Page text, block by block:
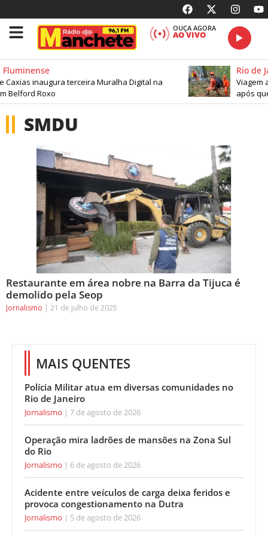
OUÇA AGORA
AO VIVO
Caxias inaugura terceira Muralha Digital na
Belford Roxo
Rio de
Viagem
após
SMDU
Restaurante em área nobre na Barra da Tijuca é
demolido pela Seop
Jornalismo 21 de julho de 2025
MAIS QUENTES
Polícia Militar atua em diversas comunidades no
Rio de Janeiro
Jornalismo 7 de agosto de 2026
Operação mira ladrões de mansões na Zona Sul
do Rio
Jornalismo 6 de agosto de 2026
Acidente entre veículos de carga deixa feridos e
provoca congestionamento na Dutra
Jornalismo 5 de agosto de 2026